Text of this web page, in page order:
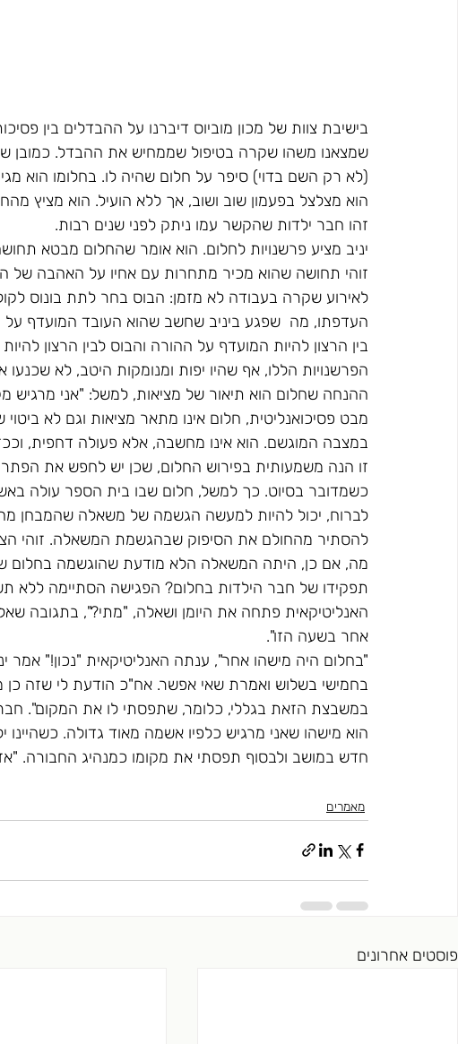
בישיבת צוות של מכון מוביוס דיברנו על ההבדלים בין
שמצאנו משהו שקרה בטיפול שממחיש את ההבדל. כמובן
(לא רק השם בדוי) סיפר על חלום שהיה לו. בחלומו הוא
הוא מצלצל בפעמון שוב ושוב, אך ללא הועיל. הוא מציץ
זהו חבר ילדות שהקשר עמו ניתק לפני שנים רבות.
יניב מציע פרשנויות לחלום. הוא אומר שהחלום מבטא
זוהי תחושה שהוא מכיר מתחרות עם אחיו על האהבה
לאירוע שקרה בעבודה לא מזמן: הבוס בחר לתת בונוס
העדפתו, מה  שפגע ביניב שחשב שהוא העובד המועדף על
בין הרצון להיות המועדף על ההורה והבוס לבין הרצון
הפרשנויות הללו, אף שהיו יפות ומנומקות היטב, לא
ההנחה שחלום הוא תיאור של מציאות, למשל: "אני מרגיש
מבט פסיכואנליטית, חלום אינו מתאר מציאות וגם לא
במצבה המוגשם. הוא אינו מחשבה, אלא פעולה דחפית,
זו הנה משמעותית בפירוש החלום, שכן יש לחפש את
כשמדובר בסיוט. כך למשל, חלום שבו בית הספר עולה
לברוח, יכול להיות למעשה הגשמה של משאלה שהמבחן
להסתיר מהחולם את הסיפוק שבהגשמת המשאלה. זוהי
מה, אם כן, היתה המשאלה הלא מודעת שהוגשמה בחלום
תפקידו של חבר הילדות בחלום? הפגישה הסתיימה ללא
האנליטיקאית פתחה את היומן ושאלה, "מתי?", בתגובה
אחר בשעה הזו".
"בחלום היה מישהו אחר", ענתה האנליטיקאית "נכון!" אמר
בחמישי בשלוש ואמרת שאי אפשר. אח"כ הודעת לי שזה
במשבצת הזאת בגללי, כלומר, שתפסתי לו את המקום".
הוא מישהו שאני מרגיש כלפיו אשמה מאוד גדולה. כשהיינו
חדש במושב ולבסוף תפסתי את מקומו כמנהיג החבורה.
מאמרים
פוסטים אחרונים